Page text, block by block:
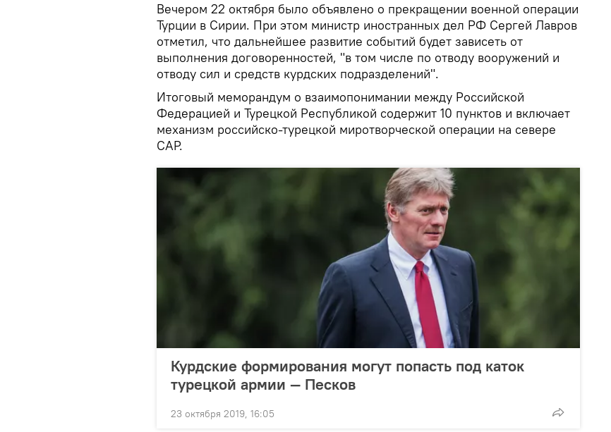
Вечером 22 октября было объявлено о прекращении военной операции
Турции в Сирии. При этом министр иностранных дел РФ Сергей Лавров
отметил, что дальнейшее развитие событий будет зависеть от
выполнения договоренностей, "в том числе по отводу вооружений и
отводу сил и средств курдских подразделений".
Итоговый меморандум о взаимопонимании между Российской
Федерацией и Турецкой Республикой содержит 10 пунктов и включает
механизм российско-турецкой миротворческой операции на севере
САР.
Курдские формирования могут попасть под каток
турецкой армии — Песков
23 октября 2019, 16:05